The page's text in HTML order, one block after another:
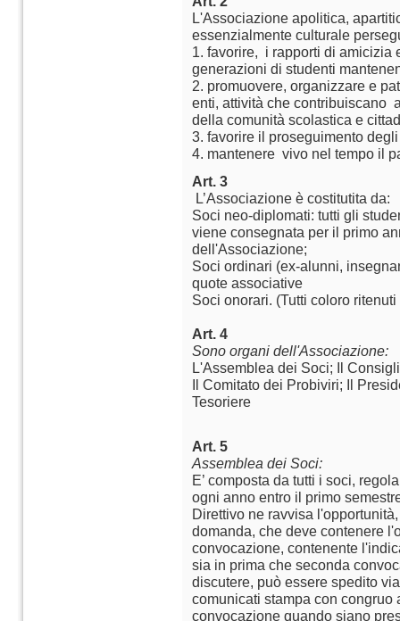
L'Associazione apolitica,
essenzialmente culturale
1. favorire, i rapporti di amicizia
generazioni di studenti
2. promuovere, organizzare e
enti, attività che contribuiscano
della comunità scolastica e
3. favorire il proseguimento
4. mantenere vivo nel tempo il
Art. 3
L’Associazione è costitutita da:
Soci neo-diplomati: tutti gli
viene consegnata per il primo
dell'Associazione;
Soci ordinari (ex-alunni,
quote associative
Soci onorari. (Tutti coloro
Art. 4
Sono organi dell'Associazione:
L'Assemblea dei Soci; Il
Il Comitato dei Probiviri; Il
Tesoriere
Art. 5
Assemblea dei Soci:
E’ composta da tutti i soci,
ogni anno entro il primo
Direttivo ne ravvisa
domanda, che deve contenere
convocazione, contenente
sia in prima che seconda
discutere, può essere spedito
comunicati stampa con
convocazione quando siano